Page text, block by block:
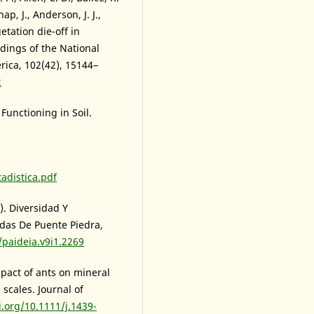
J., Anderson, J. J.,
die-off in
of the National
102(42), 15144–
in Soil.
Diversidad Y
De Puente Piedra,
of ants on mineral
Journal of
10.1111/j.1439-